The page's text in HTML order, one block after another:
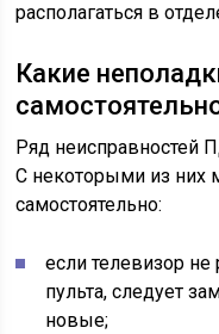
располагаться в
Какие
Ряд неисправностей
С некоторыми из них
самостоятельно:
если телевизор не
пульта, следует
новые;